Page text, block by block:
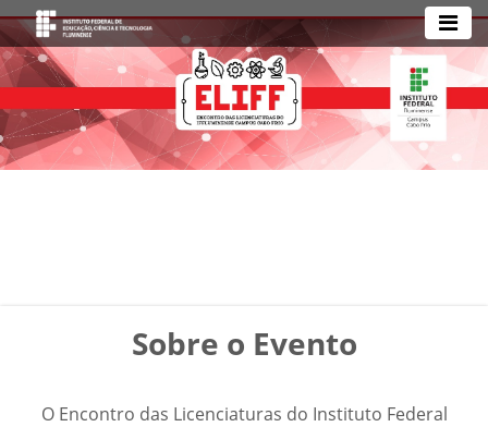
Sobre o Evento
O Encontro das Licenciaturas do Instituto Federal